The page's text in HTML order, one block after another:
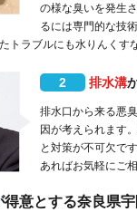
の様な臭いを発生
るには専門的な技
トラブルにも水りんくす
2 排水溝
排水口から来る悪
因が考えられます
と対策が不可欠で
あればお気軽にご
得意とする奈良県